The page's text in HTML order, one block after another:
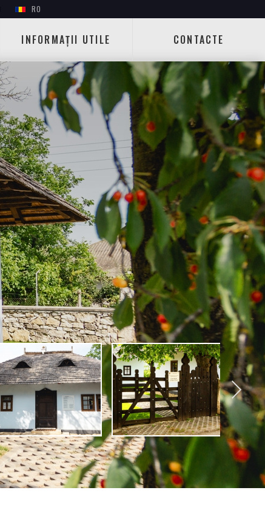
RO
INFORMAȚII UTILE CONTACTE